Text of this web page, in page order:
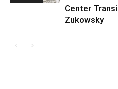
Center
Zukowsky